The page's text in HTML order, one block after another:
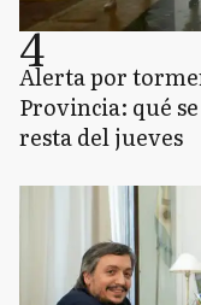
4
Alerta por
Provincia: qué
resta del jueves